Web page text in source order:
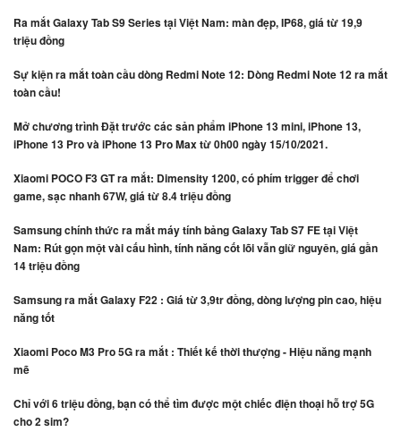
Ra mắt Galaxy Tab S9 Series tại Việt Nam: màn đẹp, IP68, giá từ 19,9
triệu đồng
Sự kiện ra mắt toàn cầu dòng Redmi Note 12: Dòng Redmi Note 12 ra mắt
toàn cầu!
Mở chương trình Đặt trước các sản phẩm iPhone 13 mini, iPhone 13,
iPhone 13 Pro và iPhone 13 Pro Max từ 0h00 ngày 15/10/2021.
Xiaomi POCO F3 GT ra mắt: Dimensity 1200, có phím trigger để chơi
game, sạc nhanh 67W, giá từ 8.4 triệu đồng
Samsung chính thức ra mắt máy tính bảng Galaxy Tab S7 FE tại Việt
Nam: Rút gọn một vài cấu hình, tính năng cốt lõi vẫn giữ nguyên, giá gần
14 triệu đồng
Samsung ra mắt Galaxy F22 : Giá từ 3,9tr đồng, dòng lượng pin cao, hiệu
năng tốt
Xiaomi Poco M3 Pro 5G ra mắt : Thiết kế thời thượng - Hiệu năng mạnh
mẽ
Chỉ với 6 triệu đồng, bạn có thể tìm được một chiếc điện thoại hỗ trợ 5G
cho 2 sim?